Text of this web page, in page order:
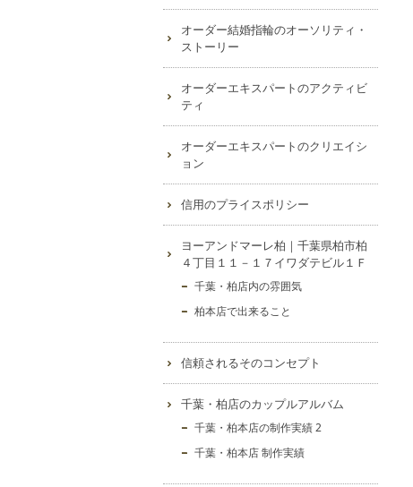
オーダー結婚指輪のオーソリティ・
ストーリー
オーダーエキスパートのアクティビ
ティ
オーダーエキスパートのクリエイシ
ョン
信用のプライスポリシー
ヨーアンドマーレ柏｜千葉県柏市柏
４丁目１１－１７イワダテビル１Ｆ
千葉・柏店内の雰囲気
柏本店で出来ること
信頼されるそのコンセプト
千葉・柏店のカップルアルバム
千葉・柏本店の制作実績 2
千葉・柏本店 制作実績